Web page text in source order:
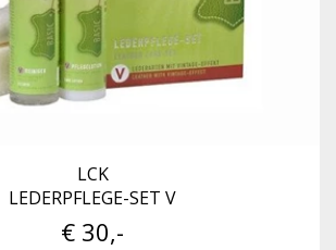
LCK
LEDERPFLEGE-SET V
€ 30,-